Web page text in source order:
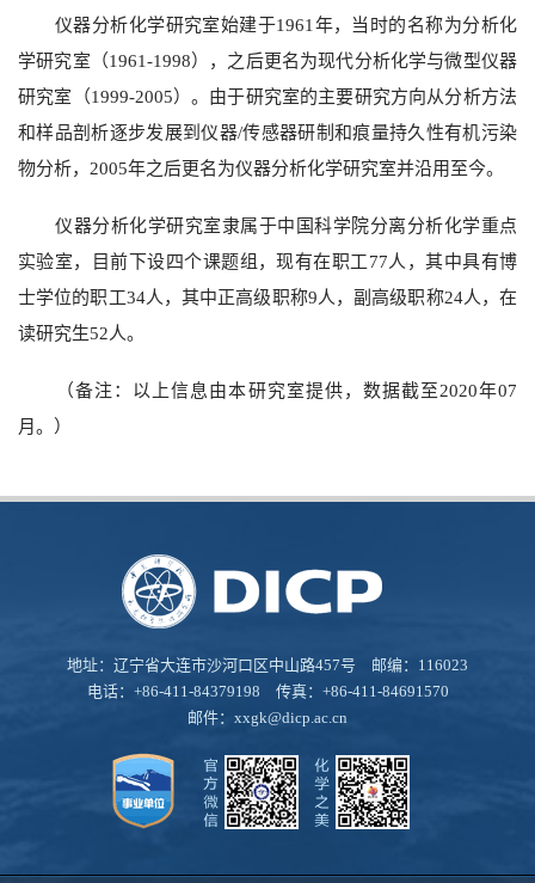
仪器分析化学研究室始建于1961年，当时的名称为分析化
学研究室（1961-1998），之后更名为现代分析化学与微型仪器
研究室（1999-2005）。由于研究室的主要研究方向从分析方法
和样品剖析逐步发展到仪器/传感器研制和痕量持久性有机污染
物分析，2005年之后更名为仪器分析化学研究室并沿用至今。
仪器分析化学研究室隶属于中国科学院分离分析化学重点
实验室，目前下设四个课题组，现有在职工77人，其中具有博
士学位的职工34人，其中正高级职称9人，副高级职称24人，在
读研究生52人。
（备注：以上信息由本研究室提供，数据截至2020年07
月。）
地址：辽宁省大连市沙河口区中山路457号 邮编：116023
电话：+86-411-84379198 传真：+86-411-84691570
邮件： xxgk@dicp.ac.cn